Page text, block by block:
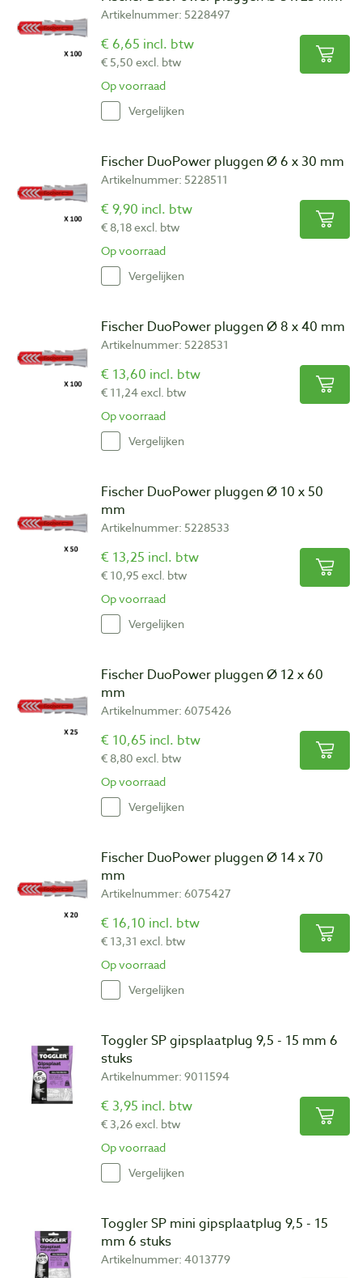
Artikelnummer: 5228497
€ 6,65 incl. btw
€ 5,50 excl. btw
Op voorraad
Vergelijken
Fischer DuoPower pluggen Ø 6 x 30 mm
Artikelnummer: 5228511
€ 9,90 incl. btw
€ 8,18 excl. btw
Op voorraad
Vergelijken
Fischer DuoPower pluggen Ø 8 x 40 mm
Artikelnummer: 5228531
€ 13,60 incl. btw
€ 11,24 excl. btw
Op voorraad
Vergelijken
Fischer DuoPower pluggen Ø 10 x 50
mm
Artikelnummer: 5228533
€ 13,25 incl. btw
€ 10,95 excl. btw
Op voorraad
Vergelijken
Fischer DuoPower pluggen Ø 12 x 60
mm
Artikelnummer: 6075426
€ 10,65 incl. btw
€ 8,80 excl. btw
Op voorraad
Vergelijken
Fischer DuoPower pluggen Ø 14 x 70
mm
Artikelnummer: 6075427
€ 16,10 incl. btw
€ 13,31 excl. btw
Op voorraad
Vergelijken
Toggler SP gipsplaatplug 9,5 - 15 mm 6
stuks
Artikelnummer: 9011594
€ 3,95 incl. btw
€ 3,26 excl. btw
Op voorraad
Vergelijken
Toggler SP mini gipsplaatplug 9,5 - 15
mm 6 stuks
Artikelnummer: 4013779